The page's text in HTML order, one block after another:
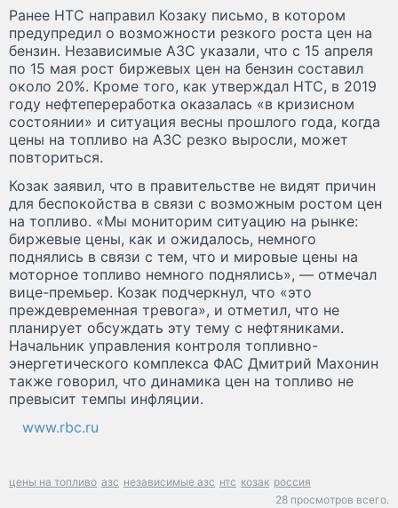
Ранее НТС направил Козаку письмо, в котором
предупредил о возможности резкого роста цен на
бензин. Независимые АЗС указали, что с 15 апреля
по 15 мая рост биржевых цен на бензин составил
около 20%. Кроме того, как утверждал НТС, в 2019
году нефтепереработка оказалась «в кризисном
состоянии» и ситуация весны прошлого года, когда
цены на топливо на АЗС резко выросли, может
повториться.
Козак заявил, что в правительстве не видят причин
для беспокойства в связи с возможным ростом цен
на топливо. «Мы мониторим ситуацию на рынке:
биржевые цены, как и ожидалось, немного
поднялись в связи с тем, что и мировые цены на
моторное топливо немного поднялись», — отмечал
вице-премьер. Козак подчеркнул, что «это
преждевременная тревога», и отметил, что не
планирует обсуждать эту тему с нефтяниками.
Начальник управления контроля топливно-
энергетического комплекса ФАС Дмитрий Махонин
также говорил, что динамика цен на топливо не
превысит темпы инфляции.
www.rbc.ru
цены на топливо азс независимые азс нтс козак россия
28 просмотров всего.